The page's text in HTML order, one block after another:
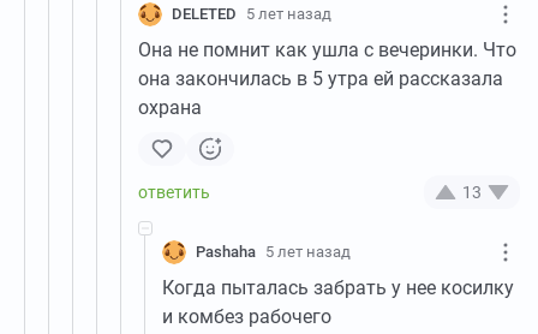
DELETED 5 лет назад
Она не помнит как ушла с вечеринки. Что
она закончилась в 5 утра ей рассказала
охрана
13
Pashaha 5 лет назад
Когда пыталась забрать у нее косилку
и комбез рабочего